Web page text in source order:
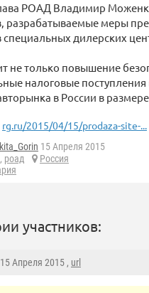
РОАД Владимир
разрабатываемые меры
специальных дилерских
не только повышение
налоговые
в России в
rg.ru/2015/04/15/prodaza-site-...
15 Апреля 2015
, роад
Россия
участников:
Апреля 2015 , url